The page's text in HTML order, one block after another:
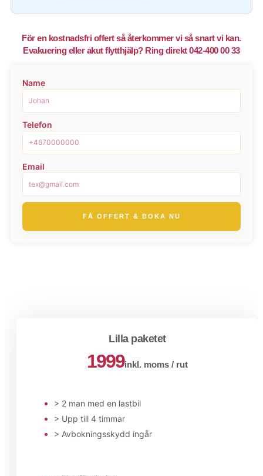
För en kostnadsfri offert så återkommer vi så snart vi kan.
Evakuering eller akut flytthjälp? Ring direkt 042-400 00 33
Name
Telefon
Email
FÅ OFFERT & BOKA NU
Lilla paketet
1999inkl. moms / rut
> 2 man med en lastbil
> Upp till 4 timmar
> Avbokningsskydd ingår